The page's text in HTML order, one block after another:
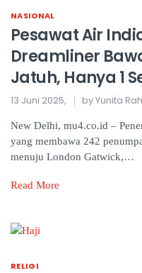
NASIONAL
Pesawat Air
Dreamliner
Jatuh, Hanya 1
13 Juni 2025, by Yunita
New Delhi, mu4.co.id –
yang membawa 242
menuju London Gatwick,…
Read More
RELIGI